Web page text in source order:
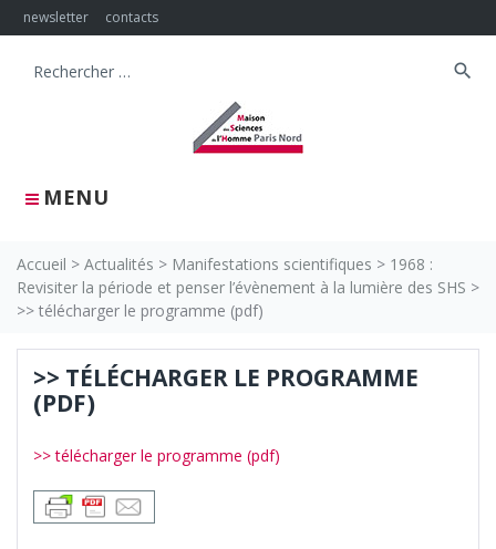
Skip
to
newsletter contacts
MENU
Search
search
Accueil > Actualités > Manifestations scientifiques > 1968 :
Revisiter la période et penser l’évènement à la lumière des SHS >
>> télécharger le programme (pdf)
>> TÉLÉCHARGER LE PROGRAMME
(PDF)
>> télécharger le programme (pdf)